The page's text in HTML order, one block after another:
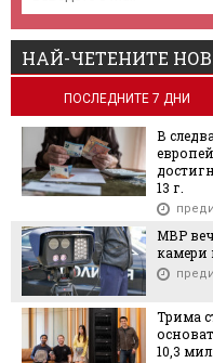
НАЙ-ЧЕТЕНИТЕ
ПОСЛЕДНИТЕ 7 ДНИ
В
13 г.
МВР
камери
Трима
10,3